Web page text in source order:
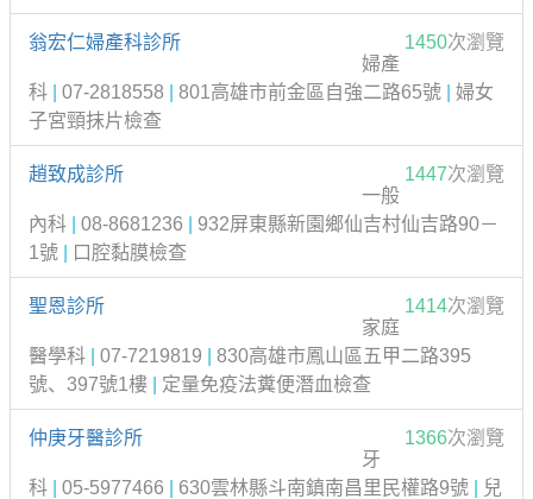
翁宏仁婦產科診所 1450次瀏覽
婦產
科
07-2818558 801高雄市前金區自強二路65號
婦女
子宮頸抹片檢查
趙致成診所 1447次瀏覽
一般
內科
08-8681236
932屏東縣新園鄉仙吉村仙吉路90－
1號
口腔黏膜檢查
聖恩診所 1414次瀏覽
家庭
醫學科
07-7219819
830高雄市鳳山區五甲二路395
號、397號1樓
定量免疫法糞便潛血檢查
仲庚牙醫診所 1366次瀏覽
牙
科
05-5977466 630雲林縣斗南鎮南昌里民權路9號
兒